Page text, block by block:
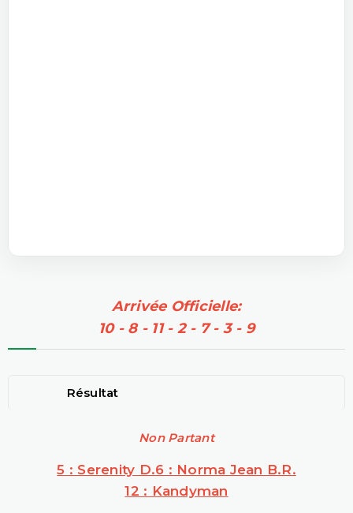
Arrivée Officielle:
10 - 8 - 11 - 2 - 7 - 3 - 9
Résultat
Non Partant
5 : Serenity D.6 : Norma Jean B.r.
12 : Kandyman